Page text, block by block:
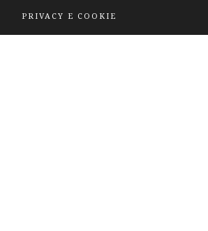
PRIVACY E COOKIE